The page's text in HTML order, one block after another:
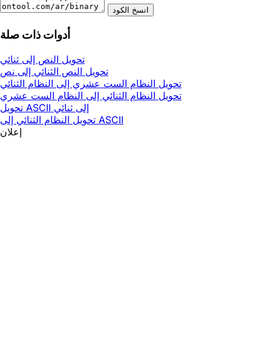
انسخ الكود
أدوات ذات صلة
تحويل النص إلى ثنائي
تحويل النص الثنائي إلى نص
تحويل النظام الست عشري إلى النظام الثنائي
تحويل النظام الثنائي إلى النظام الست عشري
تحويل ASCII إلى ثنائي
تحويل النظام الثنائي إلى ASCII
إعلان